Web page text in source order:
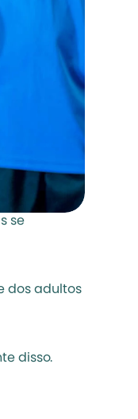
se
dos adultos
disso.